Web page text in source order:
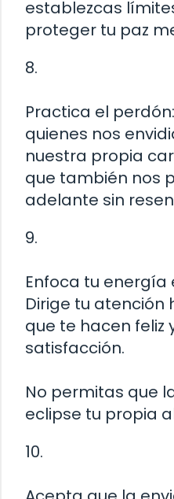
establezcas
proteger tu paz
8.
Practica el
quienes nos
nuestra propia
que también nos
adelante sin
9.
Enfoca tu energía
Dirige tu atención
que te hacen feliz
satisfacción.
No permitas que
eclipse tu propia
10.